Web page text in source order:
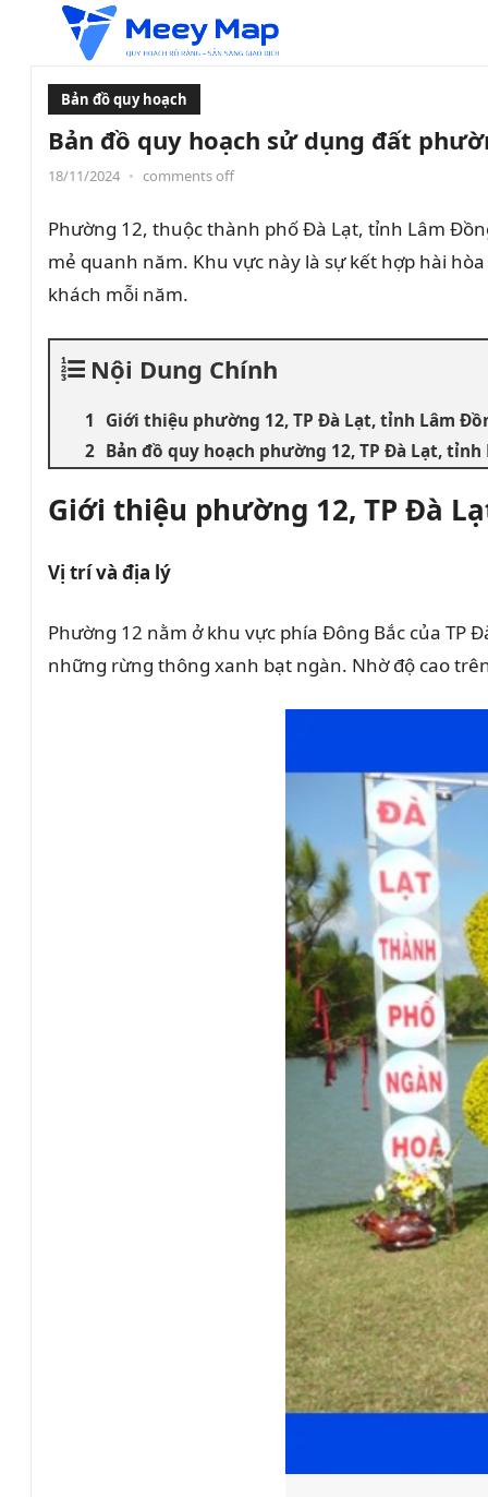
Bản đồ quy hoạch
Bản đồ quy hoạch sử dụng đất
18/11/2024 • comments off
Phường 12, thuộc thành phố Đà Lạt, tỉnh Lâm
mẻ quanh năm. Khu vực này là sự kết hợp hài
khách mỗi năm.
Nội Dung Chính
Giới thiệu phường 12, TP Đà Lạt, tỉnh Lâm
Bản đồ quy hoạch phường 12, TP Đà Lạt,
Giới thiệu phường 12, TP Đà
Vị trí và địa lý
Phường 12 nằm ở khu vực phía Đông Bắc của
những rừng thông xanh bạt ngàn. Nhờ độ cao